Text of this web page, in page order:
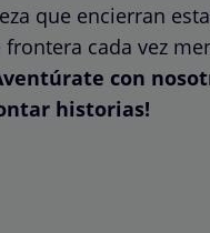
que encierran
cada vez
con
historias!